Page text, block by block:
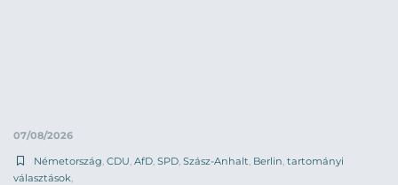
07/08/2026
Németország CDU AfD SPD Szász-Anhalt Berlin tartományi
választások